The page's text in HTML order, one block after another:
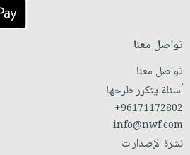
تواصل معنا
تواصل معنا
أسئلة يتكرر طرحها
+96171172802
info@nwf.com
نشرة الإصدارات